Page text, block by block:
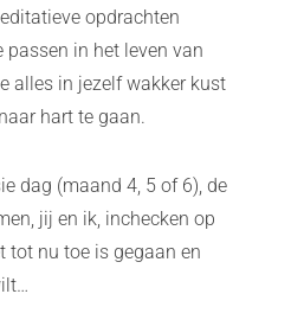
opdrachten
passen in het leven van
alles in jezelf wakker kust
hart te gaan.
dag (maand 4, 5 of 6), de
jij en ik, inchecken op
tot nu toe is gegaan en